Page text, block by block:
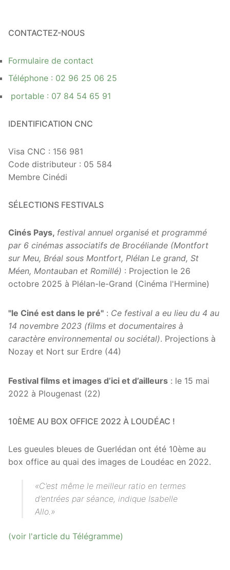
CONTACTEZ-NOUS
Formulaire de contact
Téléphone : 02 96 25 06 25
portable : 07 84 54 65 91
IDENTIFICATION CNC
Visa CNC : 156 981
Code distributeur : 05 584
Membre Cinédi
SÉLECTIONS FESTIVALS
Cinés Pays, festival annuel organisé et programmé
par 6 cinémas associatifs de Brocéliande (Montfort
sur Meu, Bréal sous Montfort, Plélan Le grand, St
Méen, Montauban et Romillé) : Projection le 26
octobre 2025 à Plélan-le-Grand (Cinéma l'Hermine)
"le Ciné est dans le pré" : Ce festival a eu lieu du 4 au
14 novembre 2023 (films et documentaires à
caractère environnemental ou sociétal). Projections à
Nozay et Nort sur Erdre (44)
Festival films et images d’ici et d’ailleurs : le 15 mai
2022 à Plougenast (22)
10ÈME AU BOX OFFICE 2022 À LOUDÉAC !
Les gueules bleues de Guerlédan ont été 10ème au
box office au quai des images de Loudéac en 2022.
«C’est même le meilleur ratio en termes
d’entrées par séance, indique Isabelle
Allo.»
(voir l'article du Télégramme)